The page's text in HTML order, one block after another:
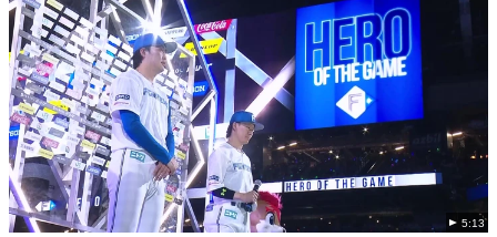
5:13